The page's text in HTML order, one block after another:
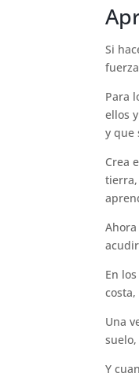
Si
Para
ellos
y que
Crea
tierra,
En
Una
Y